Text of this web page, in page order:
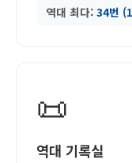
역대 최다: 34번
📜
역대 기록실